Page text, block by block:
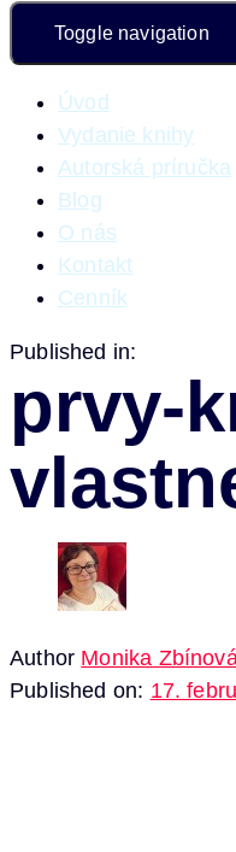
Toggle navigation
Úvod
Vydanie knihy
Autorská príručka
Blog
O nás
Kontakt
Cenník
Published in:
prvy-
Author Monika
Published on: 17.